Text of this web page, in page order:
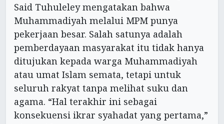
Said Tuhuleley mengatakan bahwa
Muhammadiyah melalui MPM punya
pekerjaan besar. Salah satunya adalah
pemberdayaan masyarakat itu tidak hanya
ditujukan kepada warga Muhammadiyah
atau umat Islam semata, tetapi untuk
seluruh rakyat tanpa melihat suku dan
agama. “Hal terakhir ini sebagai
konsekuensi ikrar syahadat yang pertama,”